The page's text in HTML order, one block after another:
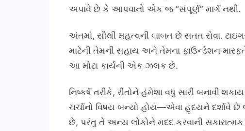
અપાવે છે કે આપવાનો એક જ “સંપૂર્ણ” માર્ગ નથી.
અંતમાં, સૌથી મહત્વની બાબત છે સતત સેવા.
માટેની તેમની સહાય અને તેમના ફાઉન્ડેશન મારફતે
આ મોટા કાર્યની એક ઝલક છે.
નિષ્કર્ષ તરીકે, રીતોને હંમેશા વધુ સારી બનાવી
ચર્ચાનો વિષય બન્યો હોય—એવા હૃદયને દર્શાવે
છે, પરંતુ તે અન્ય લોકોને મદદ કરવાની